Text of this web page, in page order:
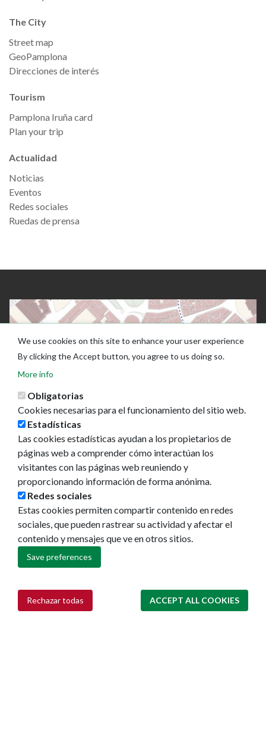
The City
Street map
GeoPamplona
Direcciones de interés
Tourism
Pamplona Iruña card
Plan your trip
Actualidad
Noticias
Eventos
Redes sociales
Ruedas de prensa
Ayuntamiento de Pamplona
31001 - Pamplona
948 420 100
We use cookies on this site to enhance your user experience
By clicking the Accept button, you agree to us doing so.
More info
Obligatorias
Cookies necesarias para el funcionamiento del sitio web.
Estadísticas
Las cookies estadísticas ayudan a los propietarios de
páginas web a comprender cómo interactúan los
visitantes con las páginas web reuniendo y
proporcionando información de forma anónima.
Redes sociales
Estas cookies permiten compartir contenido en redes
sociales, que pueden rastrear su actividad y afectar el
contenido y mensajes que ve en otros sitios.
Save preferences
Rechazar todas ACCEPT ALL COOKIES
Withdraw consent